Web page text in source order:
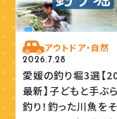
アウトドア・自然
2026.7.28
愛媛の釣り堀3選【
最新】子どもと手ぶ
釣り！釣った川魚を